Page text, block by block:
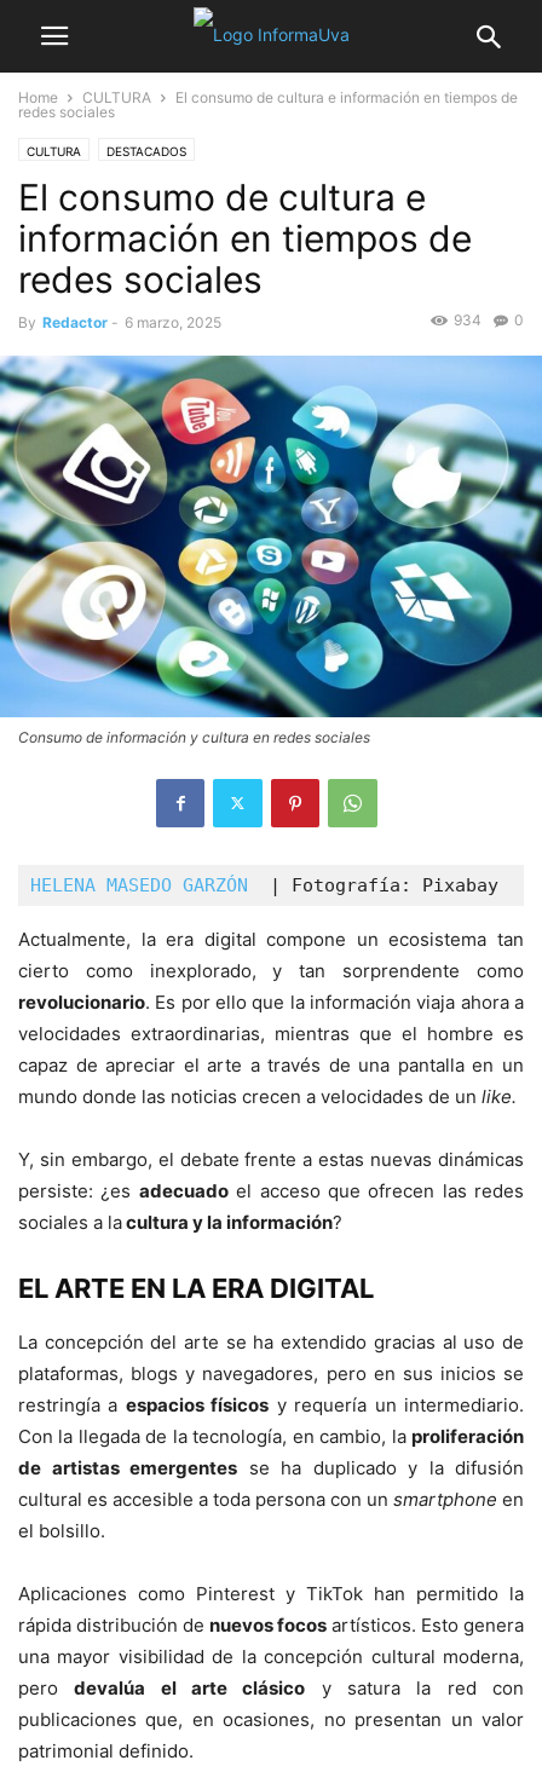
Home CULTURA
El consumo de cultura e información en tiempos de
redes sociales
CULTURA DESTACADOS
El consumo de cultura e
información en tiempos de
redes sociales
By Redactor - 6 marzo, 2025 0
934
Consumo de información y cultura en redes sociales
HELENA MASEDO GARZÓN
  | Fotografía: Pixabay
Actualmente, la era digital compone un ecosistema tan
cierto como inexplorado, y tan sorprendente como
revolucionario. Es por ello que la información viaja ahora a
velocidades extraordinarias, mientras que el hombre es
capaz de apreciar el arte a través de una pantalla en un
mundo donde las noticias crecen a velocidades de un like.
Y, sin embargo, el debate frente a estas nuevas dinámicas
persiste: ¿es adecuadoel acceso que ofrecen las redes
sociales a lacultura y la información?
EL ARTE EN LA ERA DIGITAL
La concepción del arte se ha extendido gracias al uso de
plataformas, blogs y navegadores, pero en sus inicios se
restringía a espacios físicos y requería un intermediario.
Con la llegada de la tecnología, en cambio, la proliferación
de artistas emergentes se ha duplicado y la difusión
cultural es accesible a toda persona con un smartphone en
el bolsillo.
Aplicaciones como Pinterest y TikTok han permitido la
rápida distribución de nuevos focos artísticos. Esto genera
una mayor visibilidad de la concepción cultural moderna,
perodevalúa el arte clásico y satura la red con
publicaciones que, en ocasiones, no presentan un valor
patrimonial definido.